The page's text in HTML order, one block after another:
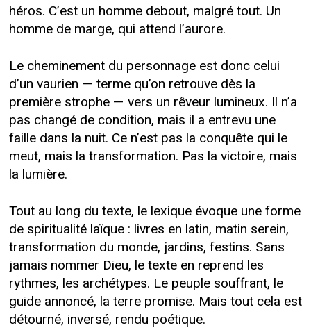
héros. C’est un homme debout, malgré tout. Un
homme de marge, qui attend l’aurore.
Le cheminement du personnage est donc celui
d’un vaurien — terme qu’on retrouve dès la
première strophe — vers un rêveur lumineux. Il n’a
pas changé de condition, mais il a entrevu une
faille dans la nuit. Ce n’est pas la conquête qui le
meut, mais la transformation. Pas la victoire, mais
la lumière.
Tout au long du texte, le lexique évoque une forme
de spiritualité laïque : livres en latin, matin serein,
transformation du monde, jardins, festins. Sans
jamais nommer Dieu, le texte en reprend les
rythmes, les archétypes. Le peuple souffrant, le
guide annoncé, la terre promise. Mais tout cela est
détourné, inversé, rendu poétique.